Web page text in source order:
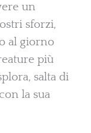
un
sforzi,
al giorno
più
salta di
la sua